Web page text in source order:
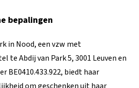
bepalingen
in Nood, een vzw met
te Abdij van Park 5, 3001 Leuven en
BE0410.433.922, biedt haar